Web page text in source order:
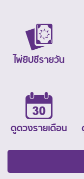
ไพ่ยิปซีรายวัน
ดูดวงรายเดือน